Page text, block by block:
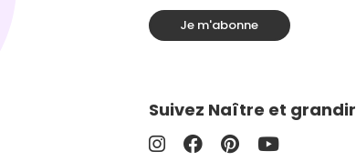
Je m'abonne
Suivez Naître et grandir